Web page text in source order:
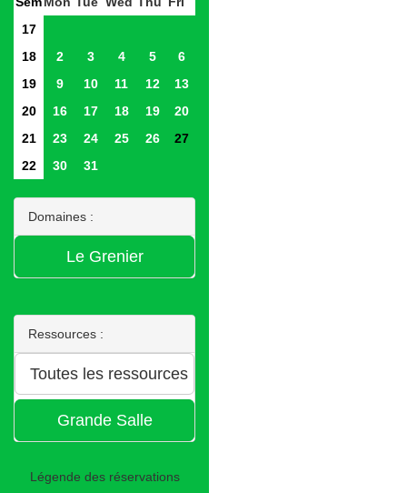
17
18
2 3 4 5
6
19
9 10 11 12
13
20
16 17 18 19
20
21
23 24 25 26
27
22
30 31
Domaines :
Ressources :
Légende des réservations